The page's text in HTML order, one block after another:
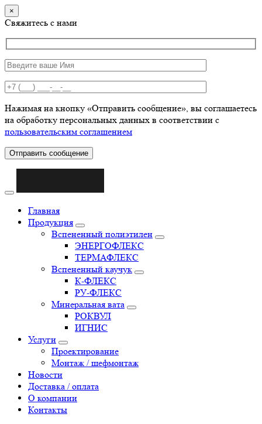
×
Свяжитесь с нами
Нажимая на кнопку «Отправить сообщение», вы соглашаетесь
на обработку персональных данных в соответствии с
пользовательским соглашением
Отправить сообщение
Главная
Продукция
Вспененный полиэтилен
ЭНЕРГОФЛЕКС
ТЕРМАФЛЕКС
Вспененный каучук
К-ФЛЕКС
РУ-ФЛЕКС
Минеральная вата
РОКВУЛ
ИГНИС
Услуги
Проектирование
Монтаж / шефмонтаж
Новости
Доставка / оплата
О компании
Контакты